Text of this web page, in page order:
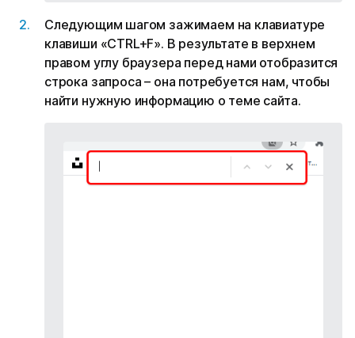
Следующим шагом зажимаем на клавиатуре
клавиши «CTRL+F». В результате в верхнем
правом углу браузера перед нами отобразится
строка запроса – она потребуется нам, чтобы
найти нужную информацию о теме сайта.